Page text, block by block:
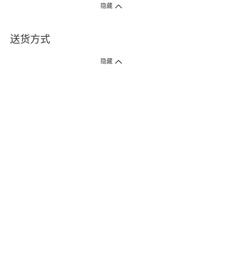
隐藏
送货方式
1. 送货到府（受卫生署条例规管产品除外 ）
隐藏